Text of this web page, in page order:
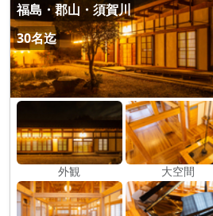
福島・郡山・須賀川
30名迄
外観 大空間